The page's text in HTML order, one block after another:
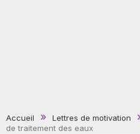
Accueil Lettres de motivation
de traitement des eaux